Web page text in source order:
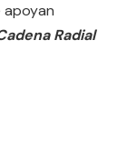
apoyan
Radial